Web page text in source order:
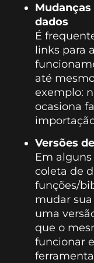
dados
É
links para
até
exemplo:
ocasiona
Versões
Em
coleta de
funções/
mudar
uma
que o
funcionar